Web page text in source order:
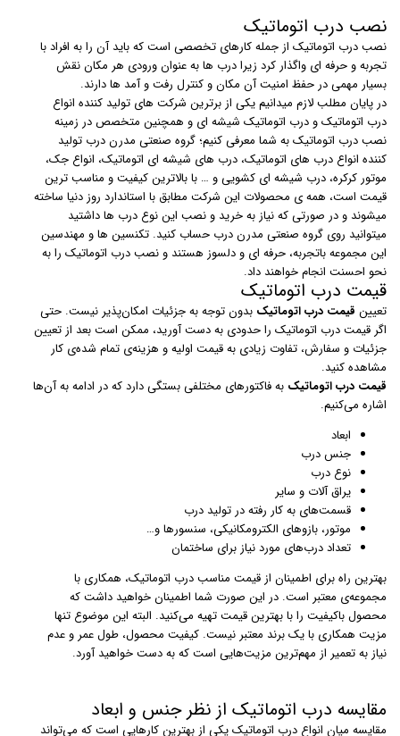
نصب درب اتوماتیک
نصب درب اتوماتیک از جمله کارهای تخصصی است که باید آن را به افراد با
تجربه و حرفه ای واگذار کرد زیرا درب ها به عنوان ورودی هر مکان نقش
بسیار مهمی در حفظ امنیت آن مکان و کنترل رفت و آمد ها دارند.
در پایان مطلب لازم میدانیم یکی از برترین شرکت های تولید کننده انواع
درب اتوماتیک و درب اتوماتیک شیشه ای و همچنین متخصص در زمینه
نصب درب اتوماتیک به شما معرفی کنیم؛ گروه صنعتی مدرن درب تولید
کننده انواع درب های اتوماتیک، درب های شیشه ای اتوماتیک، انواع جک،
موتور کرکره، درب شیشه ای کشویی و … با بالاترین کیفیت و مناسب ترین
قیمت است، همه ی محصولات این شرکت مطابق با استاندارد روز دنیا ساخته
میشوند و در صورتی که نیاز به خرید و نصب این نوع درب ها داشتید
میتوانید روی گروه صنعتی مدرن درب حساب کنید. تکنسین ها و مهندسین
این مجموعه باتجربه، حرفه ای و دلسوز هستند و نصب درب اتوماتیک را به
نحو احسنت انجام خواهند داد.
قیمت درب اتوماتیک
تعیین قیمت درب اتوماتیک بدون توجه به جزئیات امکان‌پذیر نیست. حتی
اگر قیمت درب اتوماتیک را حدودی به دست آورید،‌ ممکن است بعد از تعیین
جزئیات و سفارش، تفاوت زیادی به قیمت اولیه و هزینه‌ی تمام شده‌ی کار
مشاهده کنید.
قیمت درب اتوماتیک به فاکتورهای مختلفی بستگی دارد که در ادامه به آن‌ها
اشاره می‌کنیم.
ابعاد
جنس درب
نوع درب
یراق آلات و سایر
قسمت‌های به کار رفته در تولید درب
موتور،‌ بازوهای الکترومکانیکی، سنسورها و…
تعداد درب‌های مورد نیاز برای ساختمان
بهترین راه برای اطمینان از قیمت مناسب درب اتوماتیک، همکاری با
مجموعه‌ی معتبر است. در این صورت شما اطمینان خواهید داشت که
محصول باکیفیت را با بهترین قیمت تهیه می‌کنید. البته این موضوع تنها
مزیت همکاری با یک برند معتبر نیست. کیفیت محصول، طول عمر و عدم
نیاز به تعمیر از مهم‌ترین مزیت‌هایی است که به دست خواهید آورد.
مقایسه درب اتوماتیک از نظر جنس و ابعاد
مقایسه میان انواع درب اتوماتیک یکی از بهترین کارهایی است که می‌تواند